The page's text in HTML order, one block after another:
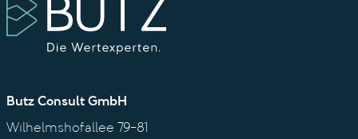
Butz Consult GmbH
Wilhelmshofallee 79-81